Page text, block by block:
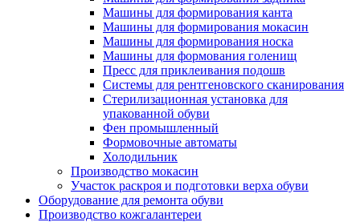
Машины для формирования канта
Машины для формирования мокасин
Машины для формирования носка
Машины для формования голенищ
Пресс для приклеивания подошв
Системы для рентгеновского сканирования
Стерилизационная установка для
упакованной обуви
Фен промышленный
Формовочные автоматы
Холодильник
Производство мокасин
Участок раскроя и подготовки верха обуви
Оборудование для ремонта обуви
Производство кожгалантереи